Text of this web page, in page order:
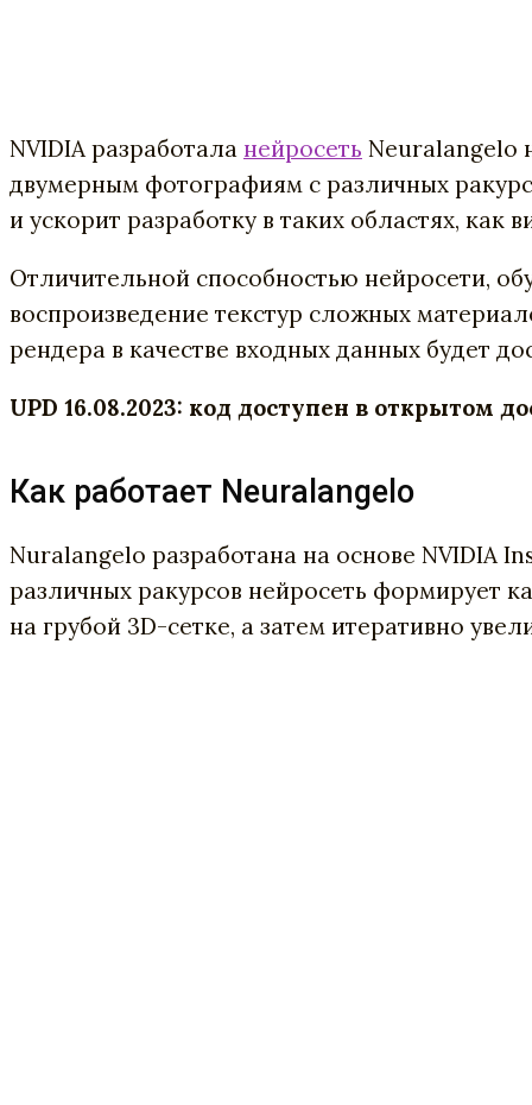
NVIDIA разработала нейросеть Neuralangelo
двумерным фотографиям с различных
и ускорит разработку в таких областях, как
Отличительной способностью нейросети,
воспроизведение текстур сложных
рендера в качестве входных данных будет
UPD 16.08.2023: код доступен в открытом
Как работает Neuralangelo
Nuralangelo разработана на основе NVIDIA
различных ракурсов нейросеть формирует
на грубой 3D-сетке, а затем итеративно